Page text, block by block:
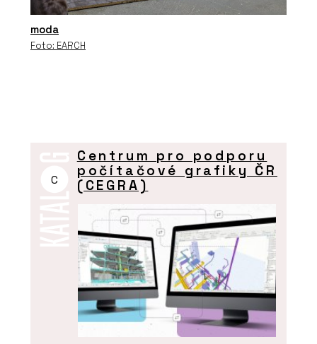
moda
Foto: EARCH
C
Centrum pro podporu
počítačové grafiky ČR
(CEGRA)